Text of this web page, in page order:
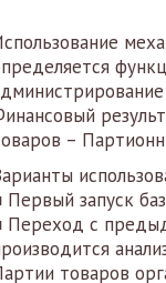
–
Первый запуск
Переход с
товаров